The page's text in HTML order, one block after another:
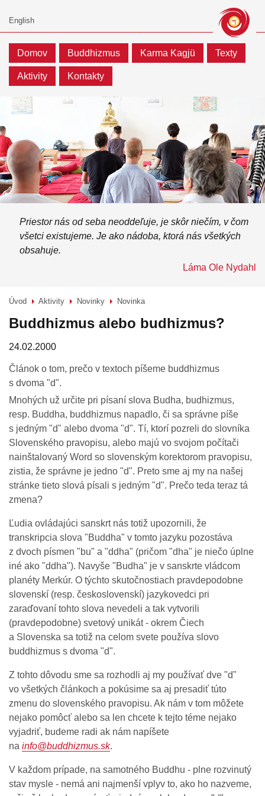
Domov Buddhizmus Karma Kagjü Texty
Aktivity Kontakty
Priestor nás od seba neoddeľuje, je skôr niečím, v čom
všetci existujeme. Je ako nádoba, ktorá nás všetkých
obsahuje.
Láma Ole Nydahl
Úvod Aktivity Novinky Novinka
Buddhizmus alebo budhizmus?
24.02.2000
Článok o tom, prečo v textoch píšeme buddhizmus
s dvoma "d".
Mnohých už určite pri písaní slova Budha, budhizmus,
resp. Buddha, buddhizmus napadlo, či sa správne píše
s jedným "d" alebo dvoma "d". Tí, ktorí pozreli do slovníka
Slovenského pravopisu, alebo majú vo svojom počítači
nainštalovaný Word so slovenským korektorom pravopisu,
zistia, že správne je jedno "d". Preto sme aj my na našej
stránke tieto slová písali s jedným "d". Prečo teda teraz tá
zmena?
Ľudia ovládajúci sanskrt nás totiž upozornili, že
transkripcia slova "Buddha" v tomto jazyku pozostáva
z dvoch písmen "bu" a "ddha" (pričom "dha" je niečo úplne
iné ako "ddha"). Navyše "Budha" je v sanskrte vládcom
planéty Merkúr. O týchto skutočnostiach pravdepodobne
slovenskí (resp. československí) jazykovedci pri
zaraďovaní tohto slova nevedeli a tak vytvorili
(pravdepodobne) svetový unikát - okrem Čiech
a Slovenska sa totiž na celom svete používa slovo
buddhizmus s dvoma "d".
Z tohto dôvodu sme sa rozhodli aj my používať dve "d"
vo všetkých článkoch a pokúsime sa aj presadiť túto
zmenu do slovenského pravopisu. Ak nám v tom môžete
nejako pomôcť alebo sa len chcete k tejto téme nejako
vyjadriť, budeme radi ak nám napíšete
na info@buddhizmus.sk.
V každom prípade, na samotného Buddhu - plne rozvinutý
stav mysle - nemá ani najmenší vplyv to, ako ho nazveme,